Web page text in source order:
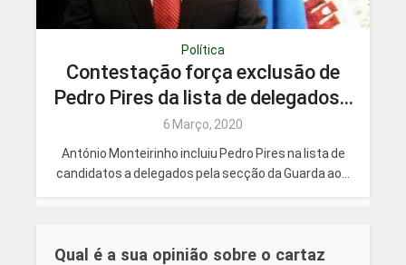
Política
Contestação força exclusão de
Pedro Pires da lista de delegados...
6 Março, 2020
António Monteirinho incluiu Pedro Pires na lista de
candidatos a delegados pela secção da Guarda ao...
Qual é a sua opinião sobre o cartaz